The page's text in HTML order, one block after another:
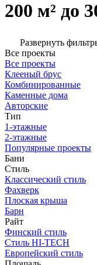
200 м² до
Развернуть
Все проекты
Все проекты
Клееный брус
Комбинированные
Каменные дома
Авторские
Тип
1-этажные
2-этажные
Популярные проекты
Бани
Стиль
Классический стиль
Фахверк
Плоская крыша
Барн
Райт
Финский стиль
Стиль HI-TECH
Европейский стиль